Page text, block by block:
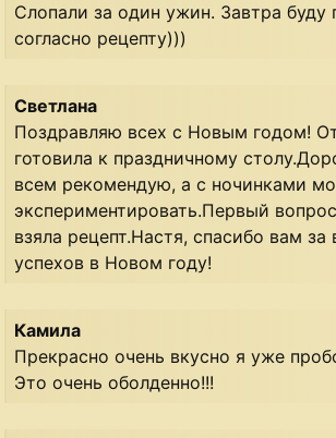
Слопали за один ужин. Завтра буду
согласно рецепту)))
Светлана
Поздравляю всех с Новым годом!
готовила к праздничному
всем рекомендую, а с ночинками
экспериментировать.Первый
взяла рецепт.Настя, спасибо вам за
успехов в Новом году!
Камила
Прекрасно очень вкусно я уже
Это очень оболденно!!!